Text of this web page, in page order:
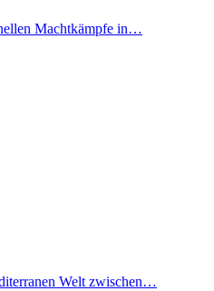
Machtkämpfe in…
Welt zwischen…